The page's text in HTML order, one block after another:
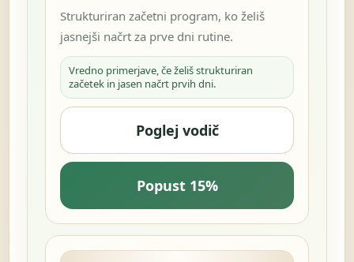
Strukturiran začetni program, ko želiš
jasnejši načrt za prve dni rutine.
Vredno primerjave, če želiš strukturiran
začetek in jasen načrt prvih dni.
Poglej vodič
Popust 15%